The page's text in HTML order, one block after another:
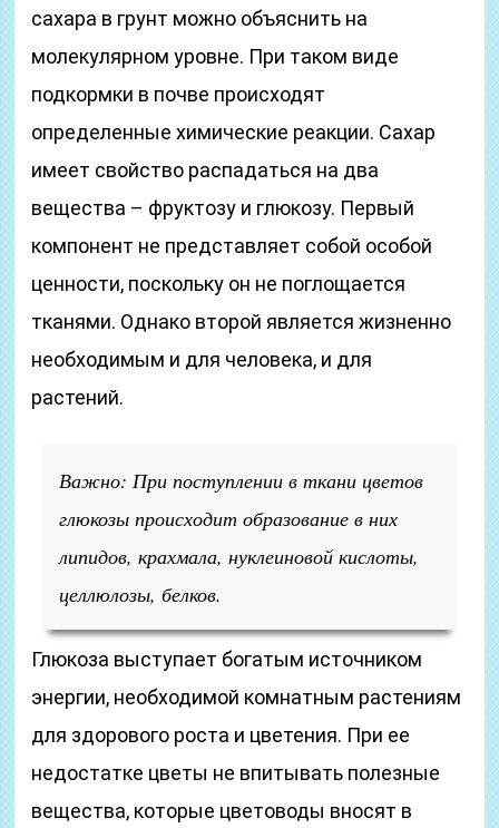
сахара в грунт можно объяснить на
молекулярном уровне. При таком виде
подкормки в почве происходят
определенные химические реакции. Сахар
имеет свойство распадаться на два
вещества – фруктозу и глюкозу. Первый
компонент не представляет собой особой
ценности, поскольку он не поглощается
тканями. Однако второй является жизненно
необходимым и для человека, и для
растений.
Важно: При поступлении в ткани цветов
глюкозы происходит образование в них
липидов, крахмала, нуклеиновой кислоты,
целлюлозы, белков.
Глюкоза выступает богатым источником
энергии, необходимой комнатным растениям
для здорового роста и цветения. При ее
недостатке цветы не впитывать полезные
вещества, которые цветоводы вносят в